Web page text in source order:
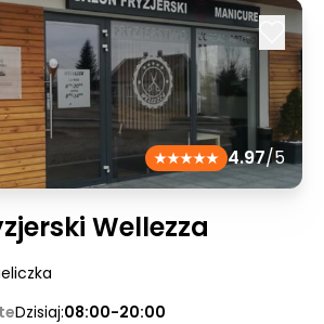
4.97/5
Wellezza
Dzisiaj:08:00-20:00